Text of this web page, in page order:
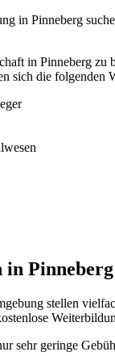
in Pinneberg
in Pinneberg
sich die folgenden
in Pinneberg
stellen
sehr geringe